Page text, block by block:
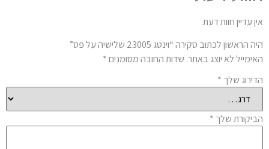
עדיין חוות דעת.
הראשון לכתוב סקירה “וינטג 23005 שלישיה על פס”
לא יוצג באתר.שדות החובה מסומנים*
שלך*
שלך*